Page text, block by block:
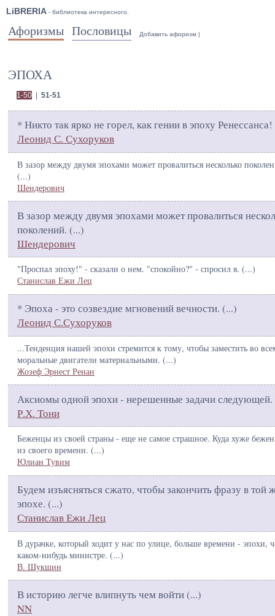
LiBRERIA - библиотека интересного.
Афоризмы Пословицы Добавить афоризм |
ЭПОХА
1-50| 51-51
* Никто так ярко не горел, как гении в эпоху
Леонид С. Сухоруков
В зазор между двумя эпохами может провалиться несколько
(...)
Шендерович
В зазор между двумя эпохами может провалиться
поколений. (...)
Шендерович
"Проспал эпоху!" - сказали о нем. "спокойно?" - спросил я. (...)
Станислав Ежи Лец
* Эпоха - это созвездие мгновений вечности. (...)
Леонид С.Сухоруков
...Тенденция нашей эпохи стремится к тому, чтобы заместить во
моральные двигатели материальными. (...)
Жозеф Эрнест Ренан
Аксиомы одной эпохи - нерешенные задачи следующей.
Р.Х. Тони
Беженцы из своей страны - еще не самое страшное. Куда хуже
из своего времени. (...)
Юлиан Тувим
Будем изъясняться сжато, чтобы закончить фразу в той
эпохе. (...)
Станислав Ежи Лец
В дурачке, который ходит у нас по улице, больше времени - эпохи,
каком-нибудь министре. (...)
В. Шукшин
В историю легче влипнуть чем войти (...)
NN